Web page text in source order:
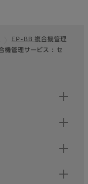
EP-BB 複合機管理
機管理サービス : セ